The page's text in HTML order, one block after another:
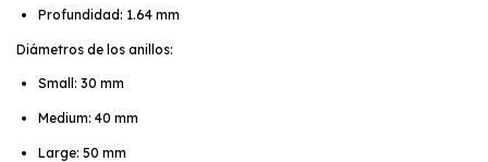
Profundidad: 1.64 mm
Diámetros de los anillos:
Small: 30 mm
Medium: 40 mm
Large: 50 mm